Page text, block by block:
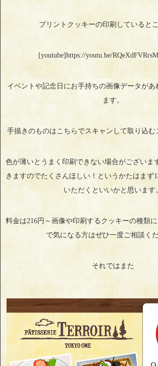
プリントクッキーの印刷しているとこ
[youtube]https://youtu.be/
イベントや記念日にお手持ちの画像データがあ
ます。
手描きのものはこちらでスキャンして取り込む
色が薄いとうまく印刷できない場合がございま
きますのでたくさんほしい！というかたはまず
いただくといいかと思います
料金は216円～画像や印刷するクッキーの種類
で気になる方はぜひ一度ご相談くだ
それではまた